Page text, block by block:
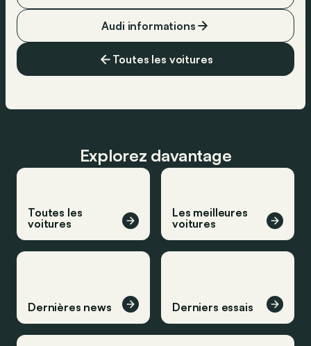
Toutes les voitures
Audi informations
Explorez davantage
Toutes les
voitures
Les meilleures
voitures
Dernières news Derniers essais